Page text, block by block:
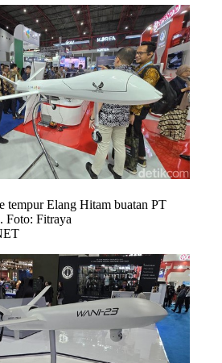
tempur Elang Hitam buatan PT
Foto: Fitraya